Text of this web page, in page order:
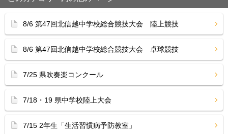
8/6 第47回北信越中学校総合競技大会 陸上競技
8/6 第47回北信越中学校総合競技大会 卓球競技
7/25 県吹奏楽コンクール
7/18・19 県中学校陸上大会
7/15 2年生「生活習慣病予防教室」